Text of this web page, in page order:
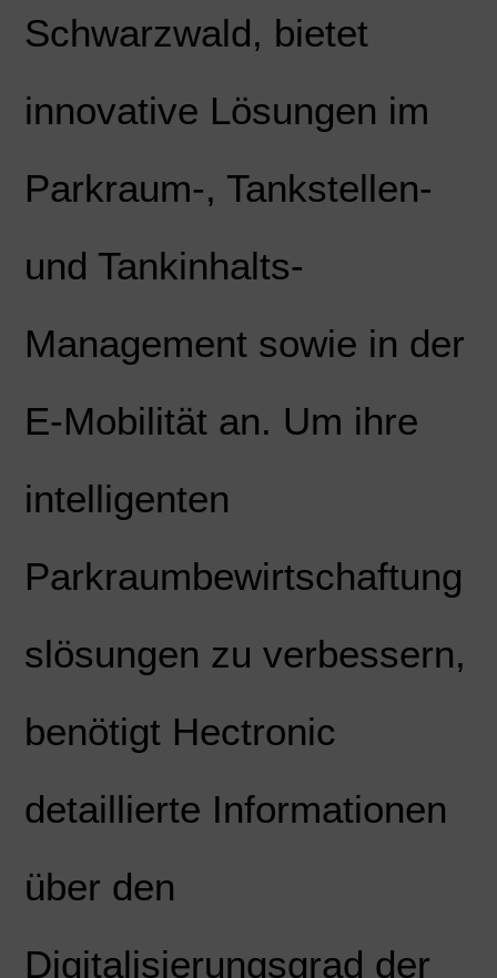
Schwarzwald, bietet
innovative Lösungen im
Parkraum-, Tankstellen-
und Tankinhalts-
Management sowie in der
E-Mobilität an. Um ihre
intelligenten
Parkraumbewirtschaftung
slösungen zu verbessern,
benötigt Hectronic
detaillierte Informationen
über den
Digitalisierungsgrad der